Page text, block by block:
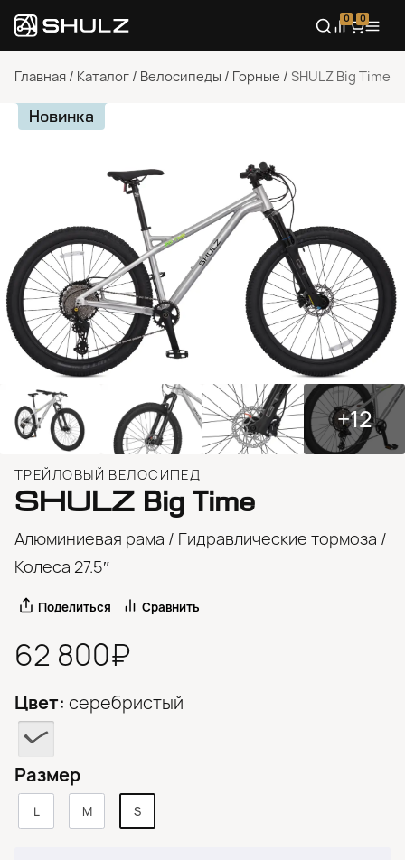
0 0
Главная / Каталог / Велосипеды / Горные / SHULZ Big Time
Новинка
+12
ТРЕЙЛОВЫЙ ВЕЛОСИПЕД
SHULZ Big Time
Алюминиевая рама / Гидравлические тормоза /
Колеса 27.5″
Поделиться Сравнить
62 800₽
Цвет: серебристый
Размер
L M S